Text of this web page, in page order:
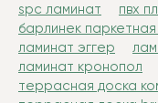
spc ламинат
пвх
барлинек
ламинат эггер
ламинат кронопол
террасная доска